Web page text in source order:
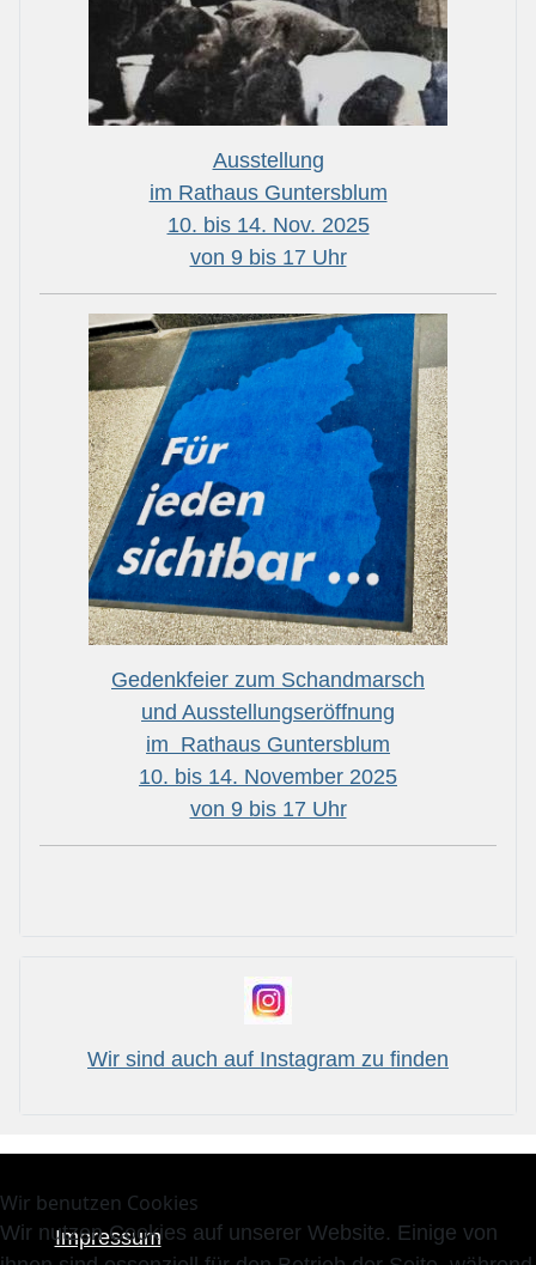
Ausstellung
im Rathaus Guntersblum
10. bis 14. Nov. 2025
von 9 bis 17 Uhr
Gedenkfeier zum Schandmarsch
und Ausstellungseröffnung
im Rathaus Guntersblum
10. bis 14. November 2025
von 9 bis 17 Uhr
Wir sind auch auf Instagram zu finden
Impressum
Wir benutzen Cookies
Wir nutzen Cookies auf unserer Website. Einige von